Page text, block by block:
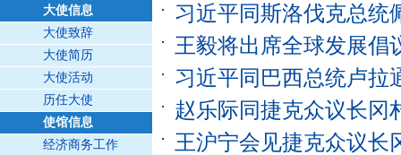
大使信息
大使致辞
大使简历
大使活动
历任大使
使馆信息
经济商务工作
习近平同斯洛伐克总统
王毅将出席全球发展倡
习近平同巴西总统卢拉
赵乐际同捷克众议长冈
王沪宁会见捷克众议长